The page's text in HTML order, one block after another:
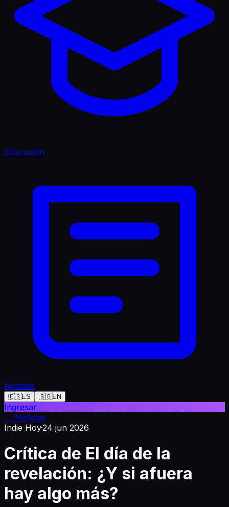
Educación
Noticias
🇪🇸ES 🇬🇧EN
Ingresar
← Noticias
Indie Hoy·24 jun 2026
Crítica de El día de la
revelación: ¿Y si afuera
hay algo más?